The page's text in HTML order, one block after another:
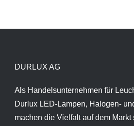
DURLUX AG
Als Handelsunternehmen für
Durlux LED-Lampen, Halogen-
machen die Vielfalt auf dem Markt